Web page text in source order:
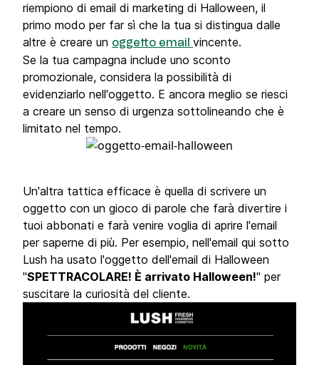
riempiono di email di marketing di Halloween, il
primo modo per far sì che la tua si distingua dalle
altre è creare un oggetto email vincente.
Se la tua campagna include uno sconto
promozionale, considera la possibilità di
evidenziarlo nell'oggetto. E ancora meglio se riesci
a creare un senso di urgenza sottolineando che è
limitato nel tempo.
Un'altra tattica efficace è quella di scrivere un
oggetto con un gioco di parole che farà divertire i
tuoi abbonati e farà venire voglia di aprire l'email
per saperne di più. Per esempio, nell'email qui sotto
Lush ha usato l'oggetto dell'email di Halloween
"SPETTRACOLARE! È arrivato Halloween!" per
suscitare la curiosità del cliente.